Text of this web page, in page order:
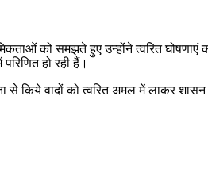
को समझते हुए उन्होंने त्वरित घोषणाएं
हो रही हैं।
किये वादों को त्वरित अमल में लाकर शासन